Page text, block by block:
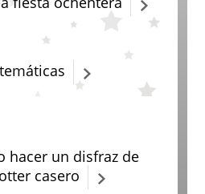
hacer un disfraz de
casero